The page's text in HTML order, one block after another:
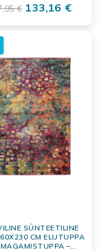
€ 133,16 €
SÜNTEETILINE
CM ELUTUPPA
–